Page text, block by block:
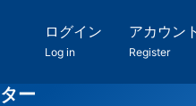
ログイン
Log in
アカウン
Register
ー